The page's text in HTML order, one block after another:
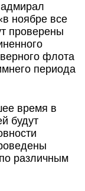
ноябре все
проверены
флота
периода
время в
будут
различным